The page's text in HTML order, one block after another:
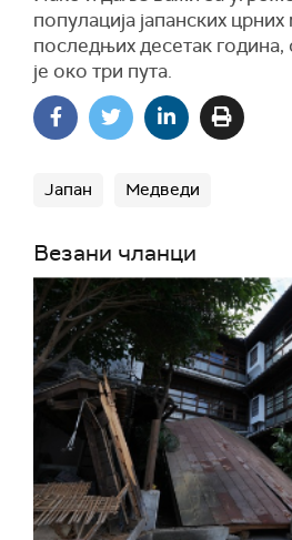
популација јапанских
последњих десетак година,
је око три пута.
Јапан Медведи
Везани чланци